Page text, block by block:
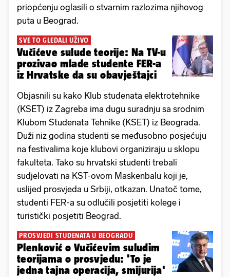
priopćenju oglasili o stvarnim razlozima njihovog
puta u Beograd.
SVE TO GLEDALI UŽIVO
Vučićeve sulude teorije: Na TV-u
prozivao mlade studente FER-a
iz Hrvatske da su obavještajci
Objasnili su kako Klub studenata elektrotehnike
(KSET) iz Zagreba ima dugu suradnju sa srodnim
Klubom Studenata Tehnike (KSET) iz Beograda.
Duži niz godina studenti se međusobno posjećuju
na festivalima koje klubovi organiziraju u sklopu
fakulteta. Tako su hrvatski studenti trebali
sudjelovati na KST-ovom Maskenbalu koji je,
uslijed prosvjeda u Srbiji, otkazan. Unatoč tome,
studenti FER-a su odlučili posjetiti kolege i
turistički posjetiti Beograd.
PROSVJEDI STUDENATA U BEOGRADU
Plenković o Vučićevim suludim
teorijama o prosvjedu: 'To je
jedna tajna operacija, smijurija'